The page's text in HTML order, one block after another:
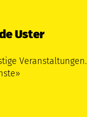
Uster
Veranstaltungen.